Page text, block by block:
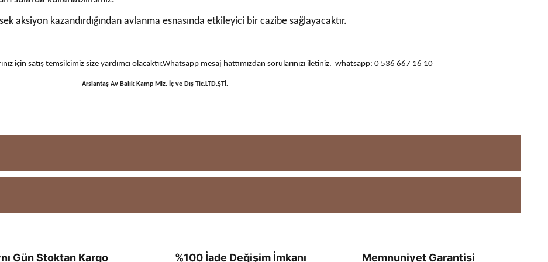
aksiyon kazandırdığından avlanma esnasında etkileyici bir cazibe sağlayacaktır.
için satış temsilcimiz size yardımcı olacaktır.Whatsapp mesaj hattımızdan sorularınızı iletiniz. whatsapp: 0 536 667 16 10
Arslantaş Av Balık Kamp Mlz. İç ve Dış Tic.LTD.ŞTİ.
Gün Stoktan Kargo %100 İade Değişim İmkanı Memnuniyet Garantisi